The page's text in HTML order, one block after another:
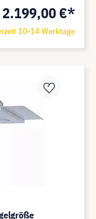
2.199,00 €*
10-14 Werktage